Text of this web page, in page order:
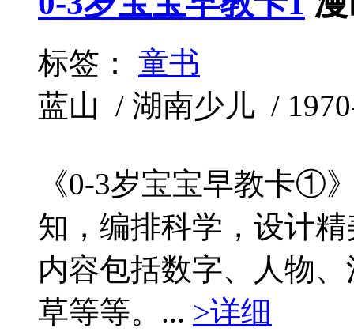
标签： 童书
蓝山 / 湖南少儿 /
《0-3岁宝宝早教卡①
知，编排科学，设计
内容包括数字、人物
草等等。... >详细